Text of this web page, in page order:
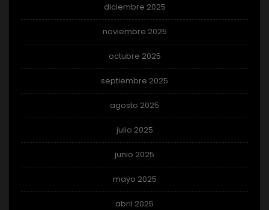
diciembre 2025
noviembre 2025
octubre 2025
septiembre 2025
agosto 2025
julio 2025
junio 2025
mayo 2025
abril 2025